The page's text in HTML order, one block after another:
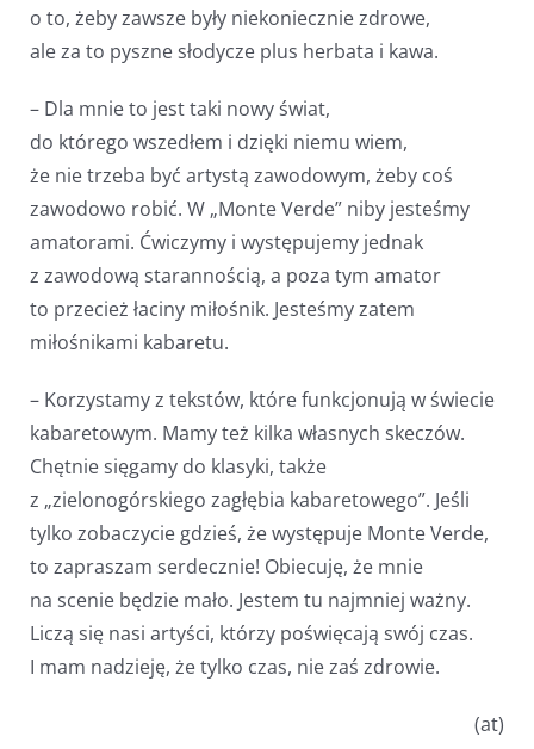
o to, żeby zawsze były niekoniecznie zdrowe,
ale za to pyszne słodycze plus herbata i kawa.
– Dla mnie to jest taki nowy świat,
do którego wszedłem i dzięki niemu wiem,
że nie trzeba być artystą zawodowym, żeby coś
zawodowo robić. W „Monte Verde” niby jesteśmy
amatorami. Ćwiczymy i występujemy jednak
z zawodową starannością, a poza tym amator
to przecież łaciny miłośnik. Jesteśmy zatem
miłośnikami kabaretu.
– Korzystamy z tekstów, które funkcjonują w świecie
kabaretowym. Mamy też kilka własnych skeczów.
Chętnie sięgamy do klasyki, także
z „zielonogórskiego zagłębia kabaretowego”. Jeśli
tylko zobaczycie gdzieś, że występuje Monte Verde,
to zapraszam serdecznie! Obiecuję, że mnie
na scenie będzie mało. Jestem tu najmniej ważny.
Liczą się nasi artyści, którzy poświęcają swój czas.
I mam nadzieję, że tylko czas, nie zaś zdrowie.
(at)